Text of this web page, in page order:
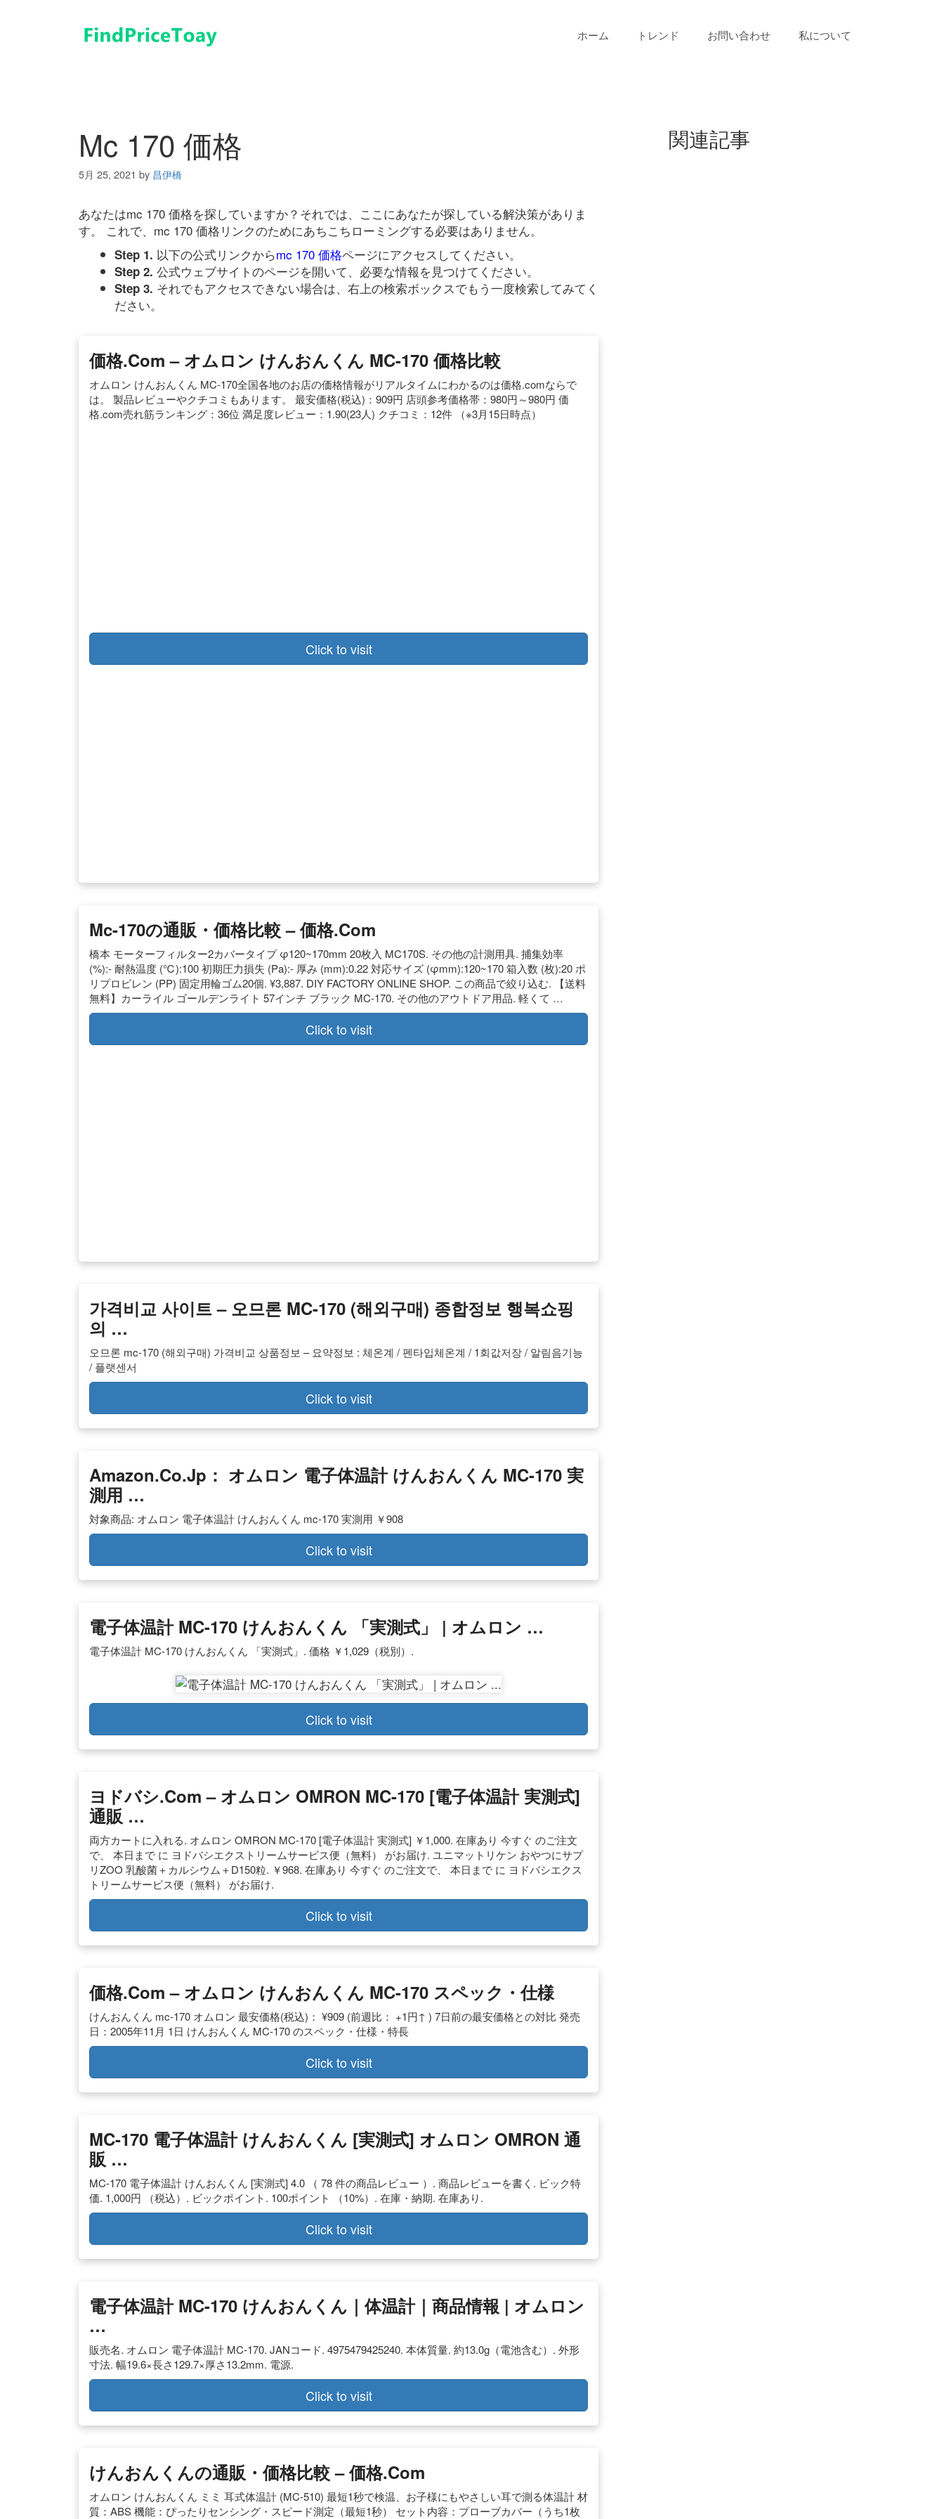
ホーム トレンド お問い合わせ 私について
Mc 170 価格
5月 25, 2021 by 昌伊橋
あなたはmc 170 価格を探していますか？それでは、ここにあなたが探している解決策がありま
す。 これで、mc 170 価格リンクのためにあちこちローミングする必要はありません。
Step 1. 以下の公式リンクからmc 170 価格ページにアクセスしてください。
Step 2. 公式ウェブサイトのページを開いて、必要な情報を見つけてください。
Step 3. それでもアクセスできない場合は、右上の検索ボックスでもう一度検索してみてく
ださい。
価格.com – オムロン けんおんくん MC-170 価格比較
オムロン けんおんくん MC-170全国各地のお店の価格情報がリアルタイムにわかるのは価格.comならで
は。 製品レビューやクチコミもあります。 最安価格(税込)：909円 店頭参考価格帯：980円～980円 価
格.com売れ筋ランキング：36位 満足度レビュー：1.90(23人) クチコミ：12件 （※3月15日時点）
Click to visit
Mc-170の通販・価格比較 – 価格.com
橋本 モーターフィルター2カバータイプ φ120~170mm 20枚入 MC170S. その他の計測用具. 捕集効率
(%):- 耐熱温度 (℃):100 初期圧力損失 (Pa):- 厚み (mm):0.22 対応サイズ (φmm):120~170 箱入数 (枚):20 ポ
リプロピレン (PP) 固定用輪ゴム20個. ¥3,887. DIY FACTORY ONLINE SHOP. この商品で絞り込む. 【送料
無料】カーライル ゴールデンライト 57インチ ブラック MC-170. その他のアウトドア用品. 軽くて …
Click to visit
가격비교 사이트 – 오므론 MC-170 (해외구매) 종합정보 행복쇼핑
의 …
오므론 mc-170 (해외구매) 가격비교 상품정보 – 요약정보 : 체온계 / 펜타입체온계 / 1회값저장 / 알림음기능
/ 플랫센서
Click to visit
Amazon.co.jp： オムロン 電子体温計 けんおんくん MC-170 実
測用 …
対象商品: オムロン 電子体温計 けんおんくん mc-170 実測用 ￥908
Click to visit
電子体温計 MC-170 けんおんくん 「実測式」 | オムロン …
電子体温計 MC-170 けんおんくん 「実測式」. 価格 ￥1,029（税別）.
Click to visit
ヨドバシ.com – オムロン OMRON MC-170 [電子体温計 実測式]
通販 …
両方カートに入れる. オムロン OMRON MC-170 [電子体温計 実測式] ￥1,000. 在庫あり 今すぐ のご注文
で、 本日まで に ヨドバシエクストリームサービス便（無料） がお届け. ユニマットリケン おやつにサプ
リZOO 乳酸菌＋カルシウム＋D150粒. ￥968. 在庫あり 今すぐ のご注文で、 本日まで に ヨドバシエクス
トリームサービス便（無料） がお届け.
Click to visit
価格.com – オムロン けんおんくん MC-170 スペック・仕様
けんおんくん mc-170 オムロン 最安価格(税込)： ¥909 (前週比： +1円↑ ) 7日前の最安価格との対比 発売
日：2005年11月 1日 けんおんくん MC-170 のスペック・仕様・特長
Click to visit
MC-170 電子体温計 けんおんくん [実測式] オムロン OMRON 通
販 …
MC-170 電子体温計 けんおんくん [実測式] 4.0 （ 78 件の商品レビュー ）. 商品レビューを書く. ビック特
価. 1,000円 （税込）. ビックポイント. 100ポイント （10%）. 在庫・納期. 在庫あり.
Click to visit
電子体温計 MC-170 けんおんくん｜体温計｜商品情報 | オムロン
…
販売名. オムロン 電子体温計 MC-170. JANコード. 4975479425240. 本体質量. 約13.0g（電池含む）. 外形
寸法. 幅19.6×長さ129.7×厚さ13.2mm. 電源.
Click to visit
けんおんくんの通販・価格比較 – 価格.com
オムロン けんおんくん ミミ 耳式体温計 (MC-510) 最短1秒で検温、お子様にもやさしい耳で測る体温計 材
質：ABS 機能：ぴったりセンシング・スピード測定（最短1秒） セット内容：プローブカバー（うち1枚
関連記事